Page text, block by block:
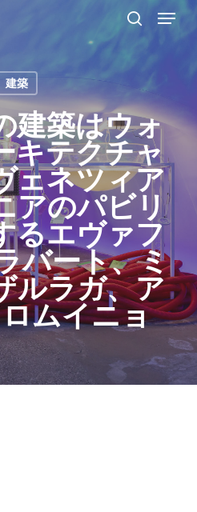
search
Menu
建築
建築はウォ
キテクチャ
ェネツィア
アのパビリ
るエヴァフ
バート、ミ
ルラガ、ア
ムイニョ
Menu